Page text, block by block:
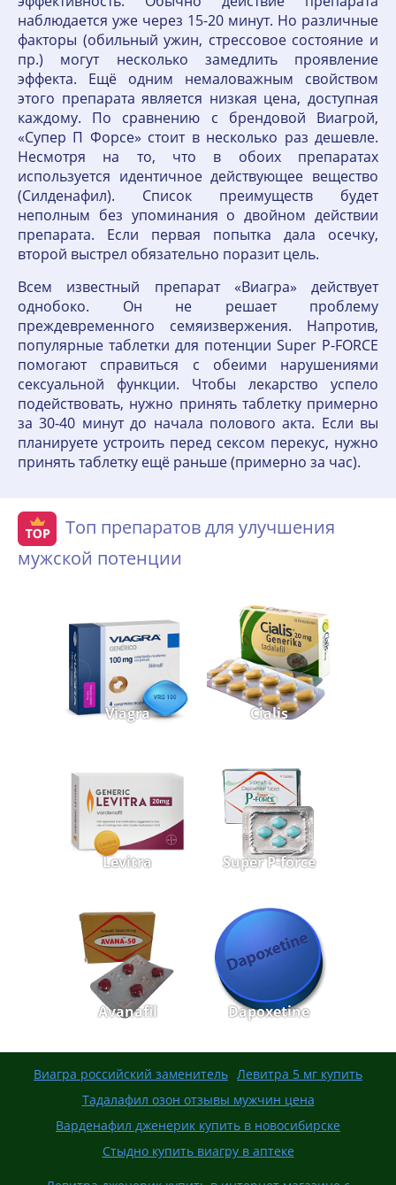
наблюдается уже через 15-20 минут. Но различные
факторы (обильный ужин, стрессовое состояние и
пр.) могут несколько замедлить проявление
эффекта. Ещё одним немаловажным свойством
этого препарата является низкая цена, доступная
каждому. По сравнению с брендовой Виагрой,
«Супер П Форсе» стоит в несколько раз дешевле.
Несмотря на то, что в обоих препаратах
используется идентичное действующее вещество
(Силденафил). Список преимуществ будет
неполным без упоминания о двойном действии
препарата. Если первая попытка дала осечку,
второй выстрел обязательно поразит цель.
Всем известный препарат «Виагра» действует
однобоко. Он не решает проблему
преждевременного семяизвержения. Напротив,
популярные таблетки для потенции Super P-FORCE
помогают справиться с обеими нарушениями
сексуальной функции. Чтобы лекарство успело
подействовать, нужно принять таблетку примерно
за 30-40 минут до начала полового акта. Если вы
планируете устроить перед сексом перекус, нужно
принять таблетку ещё раньше (примерно за час).
Топ препаратов для улучшения
мужской потенции
Viagra Cialis
Levitra Super P-force
Avanafil Dapoxetine
Виагра российский заменитель Левитра 5 мг купить
Тадалафил озон отзывы мужчин цена
Варденафил дженерик купить в новосибирске
Стыдно купить виагру в аптеке